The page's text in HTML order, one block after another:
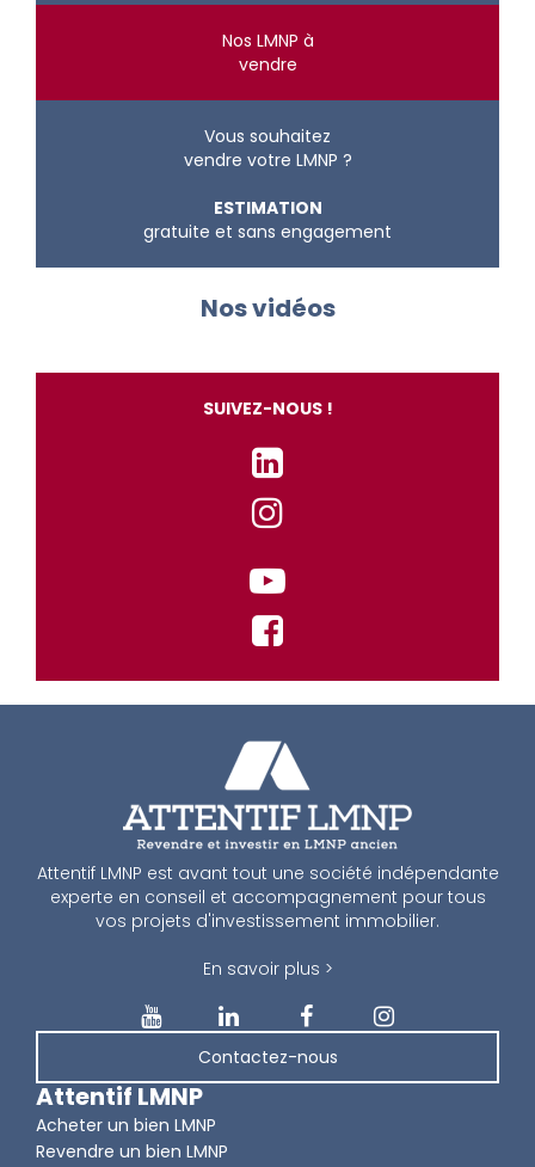
Nos LMNP à
vendre
Vous souhaitez
vendre votre LMNP ?
ESTIMATION
gratuite et sans engagement
Nos vidéos
SUIVEZ-NOUS !
Attentif LMNP est avant tout une société indépendante
experte en conseil et accompagnement pour tous
vos projets d'investissement immobilier.
En savoir plus >
Contactez-nous
Attentif LMNP
Acheter un bien LMNP
Revendre un bien LMNP